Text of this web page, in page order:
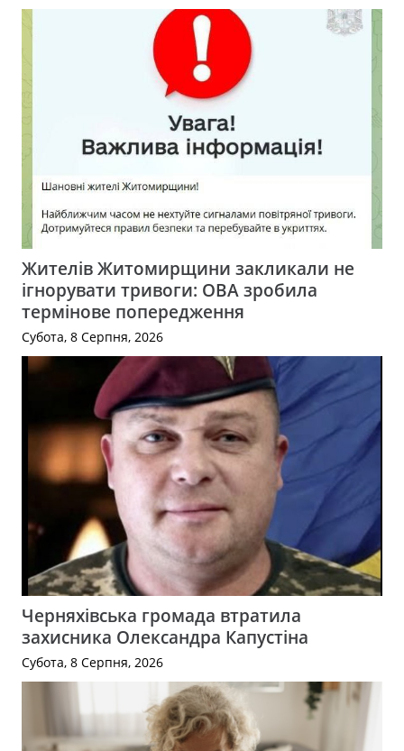
Жителів Житомирщини закликали не
ігнорувати тривоги: ОВА зробила
термінове попередження
Субота, 8 Серпня, 2026
Черняхівська громада втратила
захисника Олександра Капустіна
Субота, 8 Серпня, 2026